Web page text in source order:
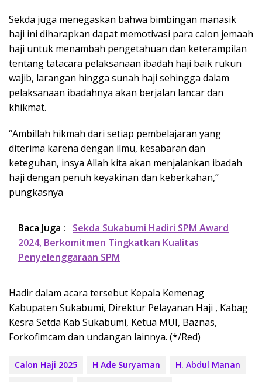
Sekda juga menegaskan bahwa bimbingan manasik
haji ini diharapkan dapat memotivasi para calon jemaah
haji untuk menambah pengetahuan dan keterampilan
tentang tatacara pelaksanaan ibadah haji baik rukun
wajib, larangan hingga sunah haji sehingga dalam
pelaksanaan ibadahnya akan berjalan lancar dan
khikmat.
“Ambillah hikmah dari setiap pembelajaran yang
diterima karena dengan ilmu, kesabaran dan
keteguhan, insya Allah kita akan menjalankan ibadah
haji dengan penuh keyakinan dan keberkahan,”
pungkasnya
Baca Juga :
Sekda Sukabumi Hadiri SPM Award
2024, Berkomitmen Tingkatkan Kualitas
Penyelenggaraan SPM
Hadir dalam acara tersebut Kepala Kemenag
Kabupaten Sukabumi, Direktur Pelayanan Haji , Kabag
Kesra Setda Kab Sukabumi, Ketua MUI, Baznas,
Forkofimcam dan undangan lainnya. (*/Red)
Calon Haji 2025 H Ade Suryaman
H. Abdul Manan